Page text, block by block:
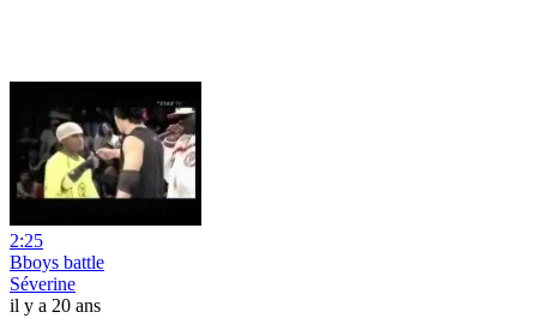
2:25
Bboys battle
Séverine
il y a 20 ans